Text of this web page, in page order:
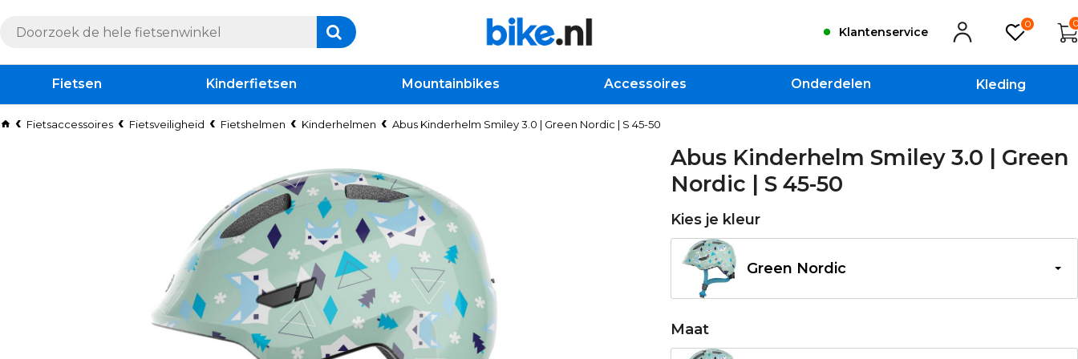
Klantenservice
0
Fietsen Kinderfietsen Mountainbikes Accessoires Onderdelen Kleding
Fietsaccessoires Fietsveiligheid Fietshelmen Kinderhelmen Abus Kinderhelm Smiley 3.0 | Green Nordic | S 45-50
Abus Kinderhelm Smiley 3.0 | Green
Nordic | S 45-50
Kies je kleur
Green Nordic
Maat